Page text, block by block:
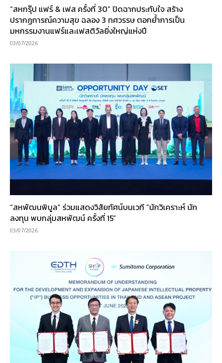
“สหกรุ๊ป แฟร์ & เฟส ครั้งที่ 30” ปิดฉากประทับใจ สร้าง
ปรากฏการณ์ความสุข ฉลอง 3 ทศวรรษ ตอกย้ำการเป็น
มหกรรมงานแฟร์และเฟสติวัลยิ่งใหญ่แห่งปี
03/07/2026
“สหพัฒนพิบูล” ร่วมแสดงวิสัยทัศน์บนเวที “นักวิเคราะห์ นัก
ลงทุน พบกลุ่มสหพัฒน์ ครั้งที่ 15”
03/07/2026